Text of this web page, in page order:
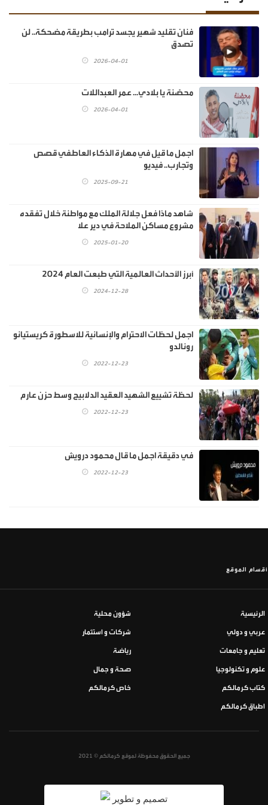
فنان تقليد شهير يجسد ترامب بطريقة مضحكة.. لن
تصدق
2026-04-01
محصَّنة يا بلادي... عمر العبداللات
2026-04-01
اجمل ما قيل في مهارة الذكاء العاطفي قصص
وتجارب.. فيديو
2025-09-21
شاهد ماذا فعل جلالة الملك مع مواطنة خلال تفقده
مشروع مساكن الملاحة في دير علا
2025-01-20
أبرز الأحداث العالمية التي طبعت العام 2024
2024-12-28
اجمل لحظات الاحترام والإنسانية للاسطورة كريستيانو
رونالدو
2022-12-23
لحظة تشييع الشهيد العقيد الدلابيح وسط حزن عارم
2022-12-23
في دقيقة اجمل ما قال محمود درويش
2022-12-23
أقسام الموقع
الرئيسية شؤون محلية
عربي و دولي شركات و استثمار
تعليم و جامعات رياضة
علوم و تكنولوجيا صحة و جمال
كتاب كرمالكم خاص كرمالكم
اطباق كرمالكم
جميع الحقوق محفوظة لموقع كرمالكم © 2021
تصميم و تطوير